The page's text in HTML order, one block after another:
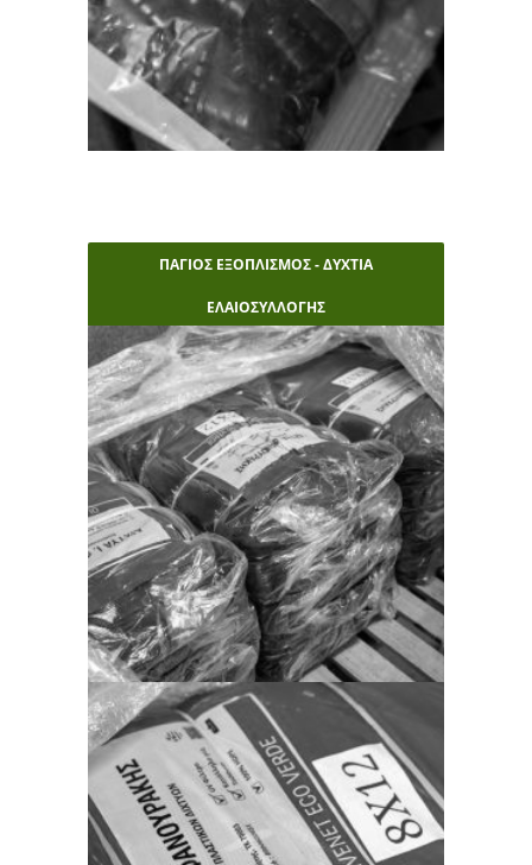
ΠΑΓΙΟΣ ΕΞΟΠΛΙΣΜΟΣ - ΔΥΧΤΙΑ
ΕΛΑΙΟΣΥΛΛΟΓΗΣ